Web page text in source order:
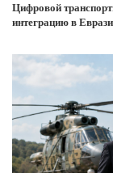
Цифровой
интеграцию в